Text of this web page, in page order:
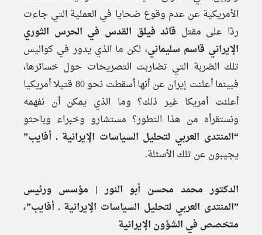
الأمريكية عن عدم وقوع ضحايا في العملية التي جاءت
ردًا على مقتل قائد فيلق القدس في الحرس الثوري
الإيراني قاسم سليماني، لكن ما الذي يدور في كواليس
تلك الضربة التي تضاربت التصريحات حول خسائرها،
فبينما أعلنت إيران عن أنها أسقطت نحو 80 قتيلا أمريكيا
أعلنت أمريكا غير ذلك؟ وما الذي يمكن أن نفهمه
ونستقرأه من هذا التطور؟ مستشارو وخبراء وباحثو
“المنتدى العربي لتحليل السياسات الإيرانية ـ أفايب”
يجيبون عن تلك الأسئلة.
الدكتور محمد محسن أبو النور | مؤسس ورئيس
”المنتدى العربي لتحليل السياسات الإيرانية ـ أفايب”،
متخصص في الشؤون الإيرانية